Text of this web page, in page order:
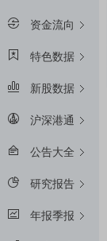
资金流向
特色数据
新股数据
沪深港通
公告大全
研究报告
年报季报